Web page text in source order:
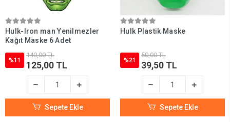
Hulk-Iron man Yenilmezler
Kağıt Maske 6 Adet
%11
140,00 TL
125,00 TL
Sepete Ekle
Hulk Plastik Maske
%21
50,00 TL
39,50 TL
Sepete Ekle